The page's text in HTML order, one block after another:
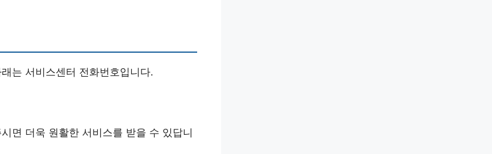
는 서비스센터 전화번호입니다.
면 더욱 원활한 서비스를 받을 수 있답니